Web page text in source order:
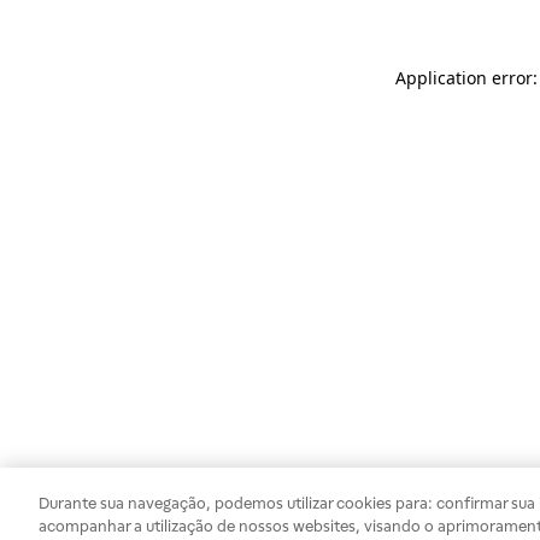
Application
Durante sua navegação, podemos utilizar cookies para: confirmar
acompanhar a utilização de nossos websites, visando o